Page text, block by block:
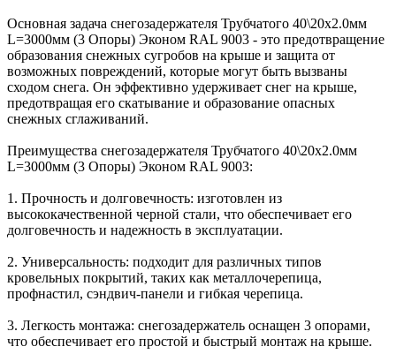
Основная задача снегозадержателя Трубчатого 40\20х2.0мм
L=3000мм (3 Опоры) Эконом RAL 9003 - это предотвращение
образования снежных сугробов на крыше и защита от
возможных повреждений, которые могут быть вызваны
сходом снега. Он эффективно удерживает снег на крыше,
предотвращая его скатывание и образование опасных
снежных сглаживаний.
Преимущества снегозадержателя Трубчатого 40\20х2.0мм
L=3000мм (3 Опоры) Эконом RAL 9003:
1. Прочность и долговечность: изготовлен из
высококачественной черной стали, что обеспечивает его
долговечность и надежность в эксплуатации.
2. Универсальность: подходит для различных типов
кровельных покрытий, таких как металлочерепица,
профнастил, сэндвич-панели и гибкая черепица.
3. Легкость монтажа: снегозадержатель оснащен 3 опорами,
что обеспечивает его простой и быстрый монтаж на крыше.